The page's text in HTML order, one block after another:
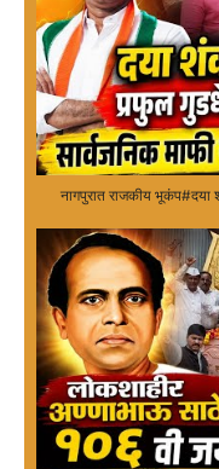
नागपुरात राजकीय भूकंप#दया